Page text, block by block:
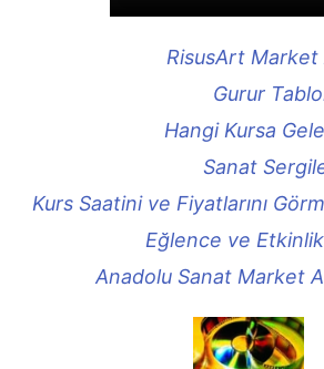
RisusArt Market
Gurur
Hangi Kursa
Sanat
Kurs Saatini ve Fiyatlarını
Eğlence ve
Anadolu Sanat Market